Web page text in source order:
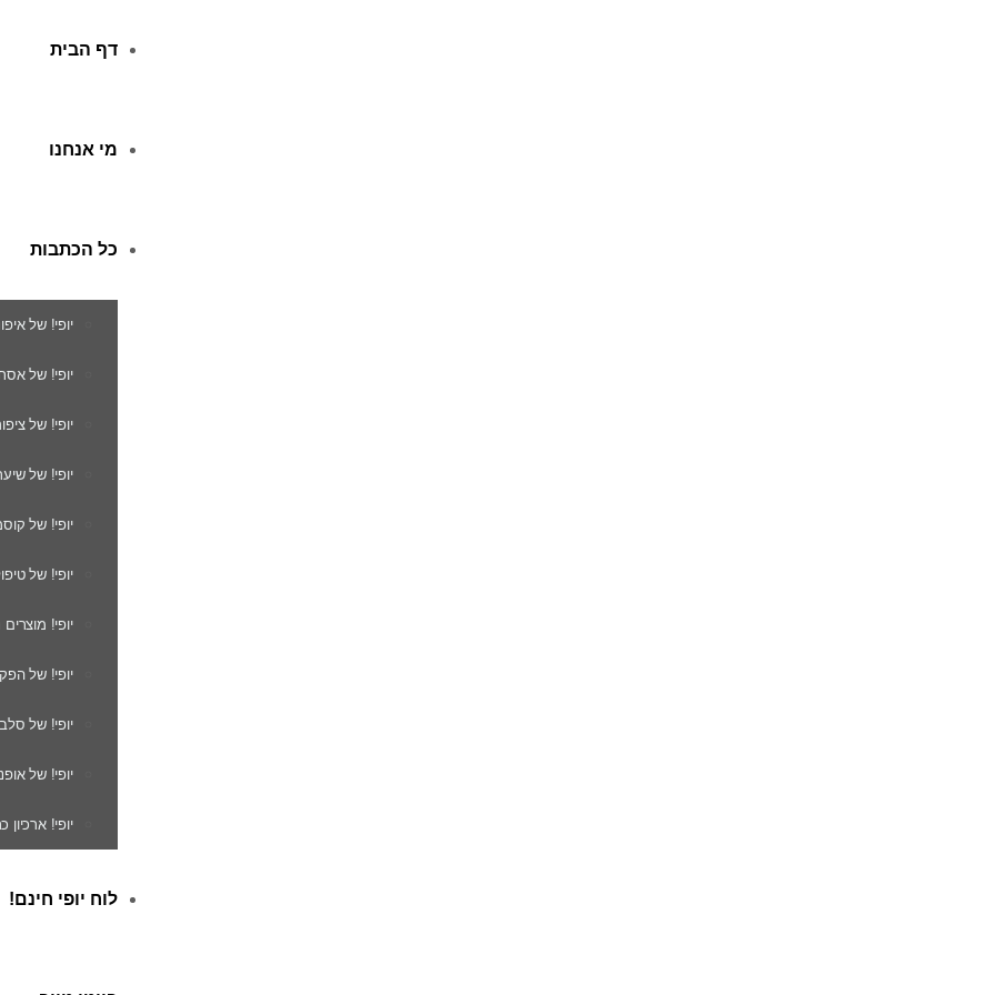
דף הבית
מי אנחנו
כל הכתבות
יופי! של
יופי! של
יופי! של
יופי! של
יופי! של
יופי! של
יופי!
יופי! של
יופי! של
יופי! של
יופי! ארכיון
לוח יופי חינם!